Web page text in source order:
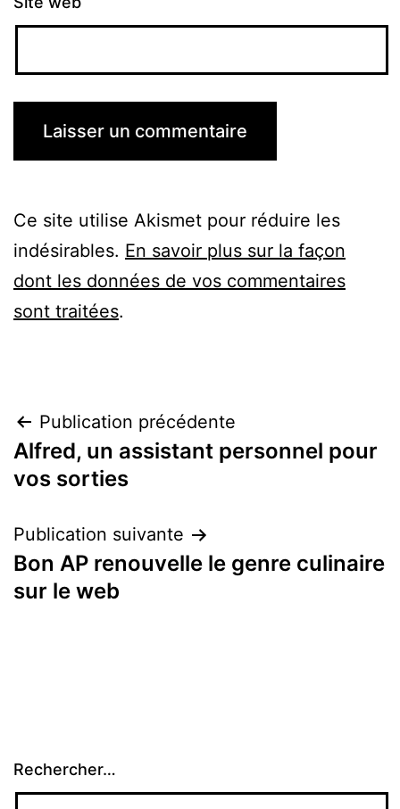
Ce site utilise Akismet pour réduire les
indésirables. En savoir plus sur la façon
dont les données de vos commentaires
sont traitées.
Navigation
de
Publication précédente
Alfred, un assistant personnel pour
vos sorties
Publication suivante
Bon AP renouvelle le genre culinaire
sur le web
Rechercher…